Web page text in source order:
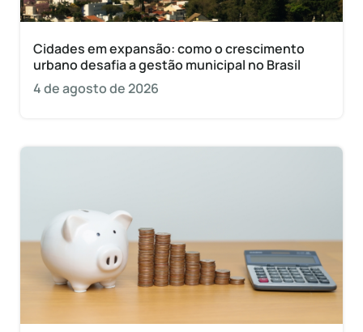
Cidades em expansão: como o crescimento
urbano desafia a gestão municipal no Brasil
4 de agosto de 2026